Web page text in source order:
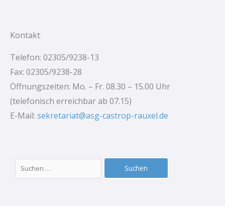
Kontakt
Telefon: 02305/9238-13
Fax: 02305/9238-28
Öffnungszeiten: Mo. – Fr. 08.30 – 15.00 Uhr
(telefonisch erreichbar ab 07.15)
E-Mail: sekretariat@asg-castrop-rauxel.de
Suchen
nach: